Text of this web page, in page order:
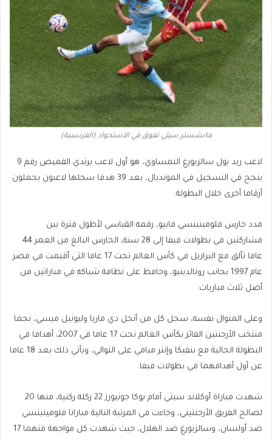
مانشستر سيتي تفوق في الاستحواذ (الفرنسية)
لاعب ريد بول سالزبورغ النمساوي، هو أول لاعب يرتدي القميص رقم 9
ينجح في التسجيل في المونديال، بعد 39 هدفا سجلها لاعبون يحملون
أرقاما أخرى خلال البطولة.
مدد حارس فلومينينسي فابيو، رقمه القياسي لأطول فترة بين
مشاركتين في بطولات فيفا إلى 28 سنة، الحارس البالغ من العمر 44
عاما تألق مع البرازيل في كأس العالم تحت 17 عاما التي أقيمت في مصر
عام 1997 بجانب رونالدينيو، وحافظ على نظافة شباكه في مباراتين من
أصل ثلاث مباريات.
وعلى المنوال نفسه، سجل كل من أنخل دي ماريا وليونيل ميسي، نجما
منتخب الأرجنتين الفائز بكأس العالم تحت 17 عاما في 2007، أهدافا في
البطولة الحالية مع بنفيكا وإنتر ميامي على التوالي، ويأتي ذلك بعد 18 عاما
عن أول أهدافهما في بطولات فيفا.
شهدت مباراة أوكلاند سيتي أمام بوكا جونيورز 22 ركلة ركنية، منها 20
لصالح الفريق الأرجنتيني، وجاءت في المرتبة التالية مباراتا فلومينينسي
ضد أولسان، وسالزبورغ ضد الهلال، حيث شهدت كل مواجهة منهما 17